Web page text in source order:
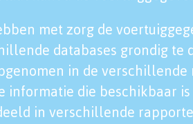
met zorg de
databases grondig te
in de
informatie die beschikbaar
in verschillende